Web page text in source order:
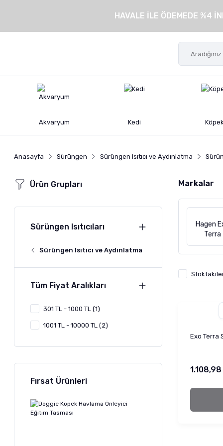
HAVALE İLE ÖDEMEDE %4
Akvaryum Kedi
Anasayfa Sürüngen Sürüngen Isıtıcı ve Aydınlatma
Ürün Grupları
Sürüngen Isıtıcıları
Sürüngen Isıtıcı ve Aydınlatma
Tüm Fiyat Aralıkları
301 TL - 1000 TL (1)
1001 TL - 10000 TL (2)
Fırsat Ürünleri
Markalar
Hagen
Terra
Exo Terra